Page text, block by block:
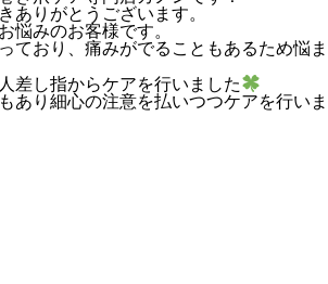
ありがとうございます。
悩みのお客様です。
ており、痛みがでることもあるため悩ま
差し指からケアを行いました
あり細心の注意を払いつつケアを行いま